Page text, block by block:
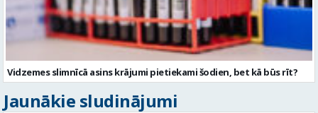
Vidzemes slimnīcā asins krājumi pietiekami šodien, bet kā būs rīt?
Jaunākie sludinājumi